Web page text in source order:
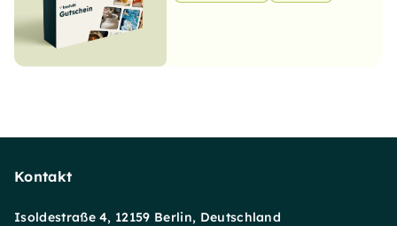
Kontakt
Isoldestraße 4, 12159 Berlin, Deutschland